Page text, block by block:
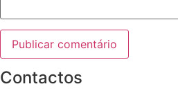
Contactos